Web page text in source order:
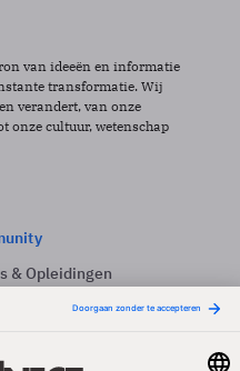
van ideeën en informatie
transformatie. Wij
verandert, van onze
onze cultuur, wetenschap
& Opleidingen